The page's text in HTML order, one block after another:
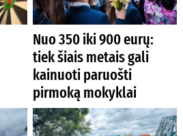
Nuo 350 iki 900 eurų:
tiek šiais metais gali
kainuoti paruošti
pirmoką mokyklai